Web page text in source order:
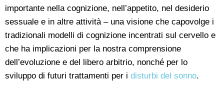
importante nella cognizione, nell’appetito, nel desiderio
sessuale e in altre attività – una visione che capovolge i
tradizionali modelli di cognizione incentrati sul cervello e
che ha implicazioni per la nostra comprensione
dell’evoluzione e del libero arbitrio, nonché per lo
sviluppo di futuri trattamenti per i disturbi del sonno.